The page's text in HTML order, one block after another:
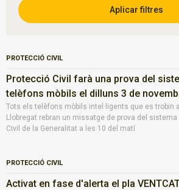
PROTECCIÓ CIVIL
Protecció Civil farà una prova del
telèfons mòbils el dilluns 3 de
Tots els telèfons mòbils intel·ligents que es trobin
Llobregat rebran un missatge de prova del
Civil de la Generalitat a les 10 del matí
PROTECCIÓ CIVIL
Activat en fase d'alerta el pla